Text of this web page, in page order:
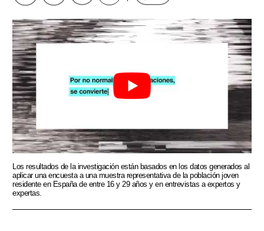
Los resultados de la investigación están basados en los datos generados al
aplicar una encuesta a una muestra representativa de la población joven
residente en España de entre 16 y 29 años y en entrevistas a expertos y
expertas.